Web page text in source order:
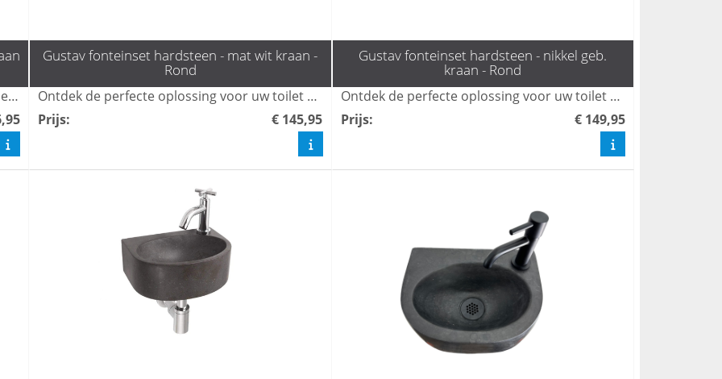
Ontdek de perfecte oplossing voor jouw toiletruimte met de fonteinset Gustav van L'aqua, compleet met een stijlvolle Gun metal kraan en sifon. Dit prachtige toilet fonteintje biedt niet alleen functionaliteit, maar ook een eigentijds design dat elke wc-opstelling verfraait. Bestel snel en geef je toilet een moderne upgrade!
Gustav fonteinset hardsteen - mat wit kraan -
Rond
Ontdek de perfecte oplossing voor uw toilet met de stijlvolle fonteinset Gustav van L'aqua, voorzien van een mat witte kraan en sifon. Deze hoogwaardige toilet fonteintjes combineren functionaliteit met een modern design, ideaal voor elke ruimte. Bestel snel en verfraai uw toilet met deze must-have accessoire.
Prijs: € 145,95
Gustav fonteinset hardsteen - nikkel geb.
kraan - Rond
Ontdek de perfecte oplossing voor uw toilet met de elegante fonteinset Gustav van L'aqua. Deze set, voorzien van een stijlvol geborsteld nikkel kraan en sifon, voegt niet alleen functionaliteit toe, maar ook een moderne uitstraling aan uw toilet. Bestel snel en transformeer uw ruimte met de mooiste toilet fonteintjes!
Prijs: € 149,95